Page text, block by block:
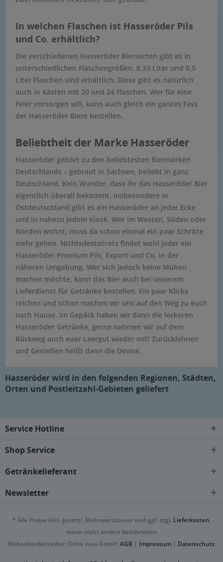
In welchen Flaschen ist Hasseröder Pils
und Co. erhältlich?
Die verschiedenen Hasseröder Biersorten gibt es in
unterschiedlichen Flaschengrößen. 0,33 Liter und 0,5
Liter Flaschen sind erhältlich. Diese gibt es natürlich
auch in Kästen mit 20 und 24 Flaschen. Wer für eine
Feier vorsorgen will, kann auch gleich ein ganzes Fass
der Hasseröder Biere bestellen.
Beliebtheit der Marke Hasseröder
Hasseröder gehört zu den beliebtesten Biermarken
Deutschlands – gebraut in Sachsen, beliebt in ganz
Deutschland. Kein Wunder, dass ihr das Hasseröder Bier
eigentlich überall bekommt. Insbesondere in
Ostdeutschland gibt es ein Hasseröder an jeder Ecke
und in nahezu jedem Kiosk. Wer im Westen, Süden oder
Norden wohnt, muss da schon einmal ein paar Schritte
mehr gehen. Nichtsdestotrotz findet wohl jeder ein
Hasseröder Premium Pils, Export und Co. in der
näheren Umgebung. Wer sich jedoch keine Mühen
machen möchte, kann das Bier auch bei unserem
Lieferdienst für Getränke bestellen. Ein paar Klicks
reichen und schon machen wir uns auf den Weg zu euch
nach Hause. Im Gepäck haben wir dann die leckeren
Hasseröder Getränke, gerne nehmen wir auf dem
Rückweg auch euer Leergut wieder mit! Zurücklehnen
und Genießen heißt dann die Devise.
Hasseröder wird in den folgenden Regionen, Städten,
Orten und Postleitzahl-Gebieten geliefert
Service Hotline
Shop Service
Getränkelieferant
Newsletter
* Alle Preise inkl. gesetzl. Mehrwertsteuer und ggf. zzgl. Lieferkosten,
wenn nicht anders beschrieben
Webseitenbetreiber: Drink now GmbH: AGB | Impressum | Datenschutz